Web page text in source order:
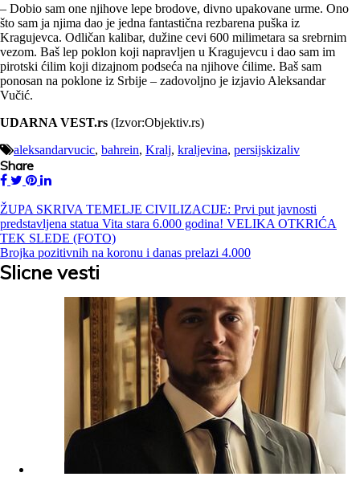
– Dobio sam one njihove lepe brodove, divno upakovane urme. Ono
što sam ja njima dao je jedna fantastična rezbarena puška iz
Kragujevca. Odličan kalibar, dužine cevi 600 milimetara sa srebrnim
vezom. Baš lep poklon koji napravljen u Kragujevcu i dao sam im
pirotski ćilim koji dizajnom podseća na njihove ćilime. Baš sam
ponosan na poklone iz Srbije – zadovoljno je izjavio Aleksandar
Vučić.
UDARNA VEST.rs (Izvor:Objektiv.rs)
aleksandarvucic, bahrein, Kralj, kraljevina, persijskizaliv
Share
Kretanje
članka
ŽUPA SKRIVA TEMELJE CIVILIZACIJE: Prvi put javnosti
predstavljena statua Vita stara 6.000 godina! VELIKA OTKRIĆA
TEK SLEDE (FOTO)
Brojka pozitivnih na koronu i danas prelazi 4.000
Slicne vesti